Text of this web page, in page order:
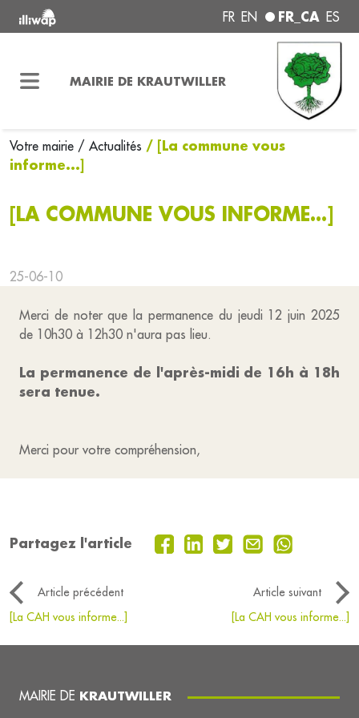
FR EN FR_CA ES
MAIRIE DE KRAUTWILLER
Votre mairie / Actualités / [La commune vous
informe...]
[LA COMMUNE VOUS INFORME...]
25-06-10
Merci de noter que la permanence du jeudi 12 juin 2025
de 10h30 à 12h30 n'aura pas lieu.
La permanence de l'après-midi de 16h à 18h
sera tenue.
Merci pour votre compréhension,
Partagez l'article
Article précédent
Article suivant
[La CAH vous informe...]
[La CAH vous informe...]
MAIRIE DE KRAUTWILLER